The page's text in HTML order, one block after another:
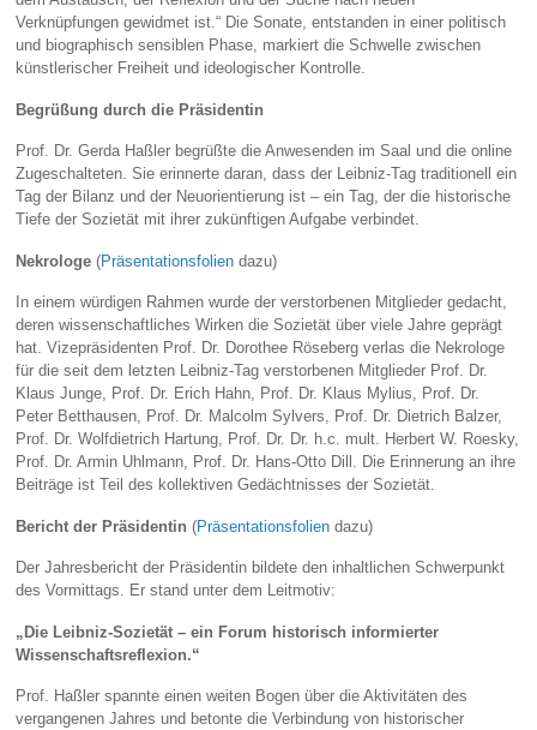
Verknüpfungen gewidmet ist.“ Die Sonate, entstanden in einer politisch
und biographisch sensiblen Phase, markiert die Schwelle zwischen
künstlerischer Freiheit und ideologischer Kontrolle.
Begrüßung durch die Präsidentin
Prof. Dr. Gerda Haßler begrüßte die Anwesenden im Saal und die online
Zugeschalteten. Sie erinnerte daran, dass der Leibniz‑Tag traditionell ein
Tag der Bilanz und der Neuorientierung ist – ein Tag, der die historische
Tiefe der Sozietät mit ihrer zukünftigen Aufgabe verbindet.
Nekrologe(Präsentationsfolien dazu)
In einem würdigen Rahmen wurde der verstorbenen Mitglieder gedacht,
deren wissenschaftliches Wirken die Sozietät über viele Jahre geprägt
hat. Vizepräsidenten Prof. Dr. Dorothee Röseberg verlas die Nekrologe
für die seit dem letzten Leibniz-Tag verstorbenen Mitglieder Prof. Dr.
Klaus Junge, Prof. Dr. Erich Hahn, Prof. Dr. Klaus Mylius, Prof. Dr.
Peter Betthausen, Prof. Dr. Malcolm Sylvers, Prof. Dr. Dietrich Balzer,
Prof. Dr. Wolfdietrich Hartung, Prof. Dr. Dr. h.c. mult. Herbert W. Roesky,
Prof. Dr. Armin Uhlmann, Prof. Dr. Hans-Otto Dill. Die Erinnerung an ihre
Beiträge ist Teil des kollektiven Gedächtnisses der Sozietät.
Bericht der Präsidentin(Präsentationsfolien dazu)
Der Jahresbericht der Präsidentin bildete den inhaltlichen Schwerpunkt
des Vormittags. Er stand unter dem Leitmotiv:
„Die Leibniz‑Sozietät – ein Forum historisch informierter
Wissenschaftsreflexion.“
Prof. Haßler spannte einen weiten Bogen über die Aktivitäten des
vergangenen Jahres und betonte die Verbindung von historischer